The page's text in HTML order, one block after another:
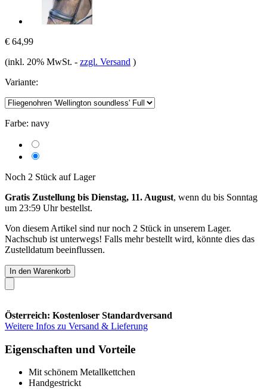
€ 64,99
(inkl. 20% MwSt. - zzgl. Versand )
Variante:
Farbe: navy
Noch 2 Stück auf Lager
Gratis Zustellung bis Dienstag, 11. August, wenn du bis Sonntag
um 23:59 Uhrbestellst.
Von diesem Artikel sind nur noch 2 Stück in unserem Lager.
Nachschub ist unterwegs! Falls mehr bestellt wird, könnte dies das
Zustelldatum beeinflussen.
In den Warenkorb
Österreich: Kostenloser Standardversand
Weitere Infos zu Versand & Lieferung
Eigenschaften und Vorteile
Mit schönem Metallkettchen
Handgestrickt